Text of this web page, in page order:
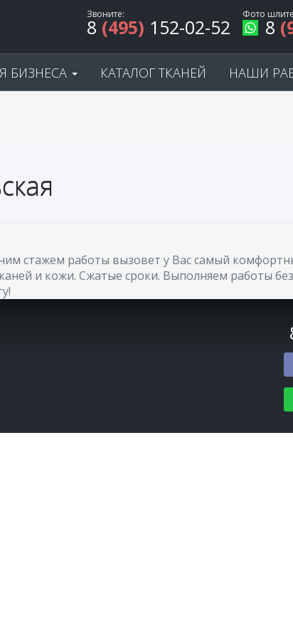
Звоните:
8 (495) 152-02-52
Фото
8
БИЗНЕСА КАТАЛОГ ТКАНЕЙ НАШИ
стажем работы вызовет у Вас самый
и кожи. Сжатые сроки. Выполняем работы